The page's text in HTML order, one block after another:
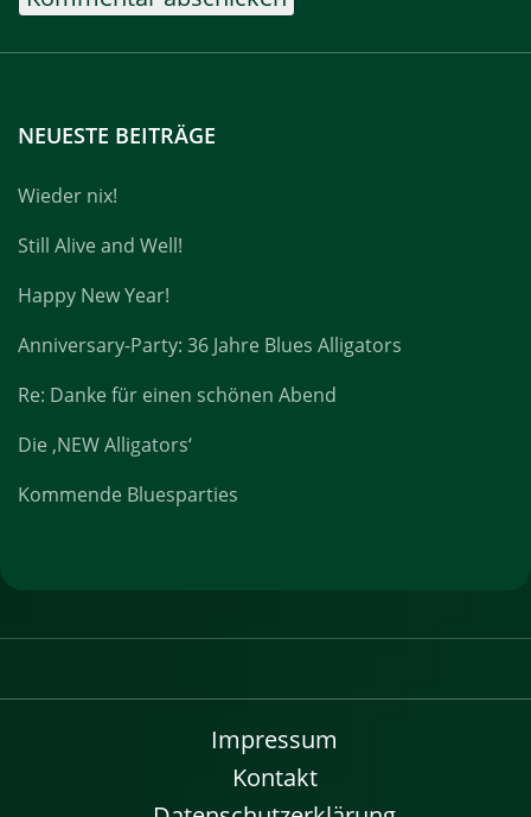
NEUESTE BEITRÄGE
Wieder nix!
Still Alive and Well!
Happy New Year!
Anniversary-Party: 36 Jahre Blues Alligators
Re: Danke für einen schönen Abend
Die ‚NEW Alligators‘
Kommende Bluesparties
Impressum
Kontakt